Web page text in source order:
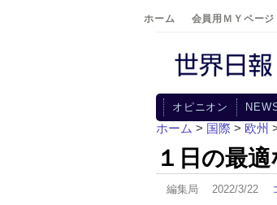
ホーム 会員用ＭＹページ
オピニオン
ホーム > 国際 > 欧州
１日の最
編集局 2022/3/22